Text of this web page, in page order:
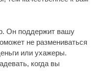
Он поддержит вашу
не размениваться
или ухажеры.
когда вы